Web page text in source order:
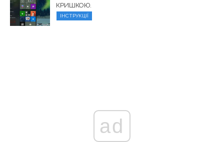
КРИШКОЮ.
ІНСТРУКЦІЇ
ad